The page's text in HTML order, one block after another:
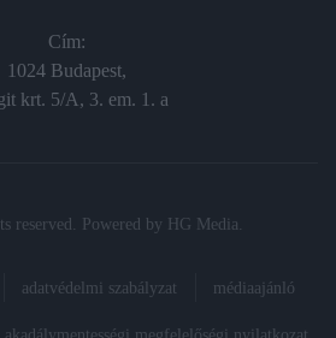
Cím:
1024 Budapest,
krt. 5/A, 3. em. 1. a
reserved. Powered by HG Media
adatvédelmi szabályzat médiaajánló